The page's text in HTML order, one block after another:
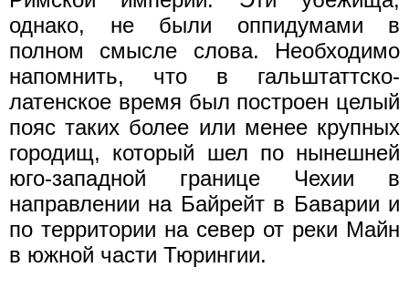
однако, не были оппидумами в
полном смысле слова. Необходимо
напомнить, что в гальштаттско-
латенское время был построен целый
пояс таких более или менее крупных
городищ, который шел по нынешней
юго-западной границе Чехии в
направлении на Байрейт в Баварии и
по территории на север от реки Майн
в южной части Тюрингии.